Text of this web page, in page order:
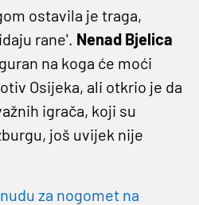
ostavila je traga,
rane'. Nenad Bjelica
na koga će moći
Osijeka, ali otkrio je da
igrača, koji su
još uvijek nije
za nogomet na